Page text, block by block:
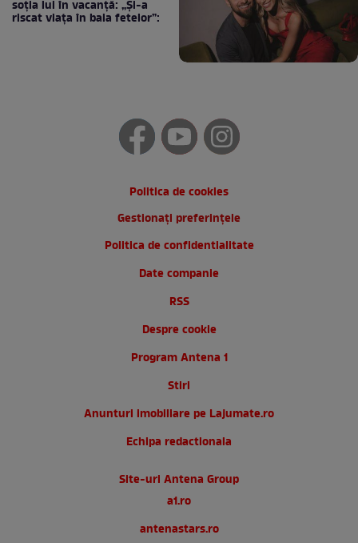
soția lui în vacanță: „Și-a
riscat viața în baia fetelor”:
Politica de cookies
Gestionați preferințele
Politica de confidentialitate
Date companie
RSS
Despre cookie
Program Antena 1
Stiri
Anunturi imobiliare pe Lajumate.ro
Echipa redactionala
Site-uri Antena Group
a1.ro
antenastars.ro